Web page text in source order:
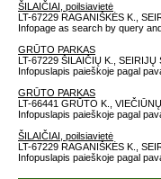
ŠILAIČIAI, poilsiavietė
LT-67229 RAGANIŠKĖS K.,
Infopage as search by query
GRŪTO PARKAS
LT-67229 ŠILAIČIŲ K.,
Infopuslapis paieškoje pagal
GRŪTO PARKAS
LT-66441 GRŪTO K.,
Infopuslapis paieškoje pagal
ŠILAIČIAI, poilsiavietė
LT-67229 RAGANIŠKĖS K.,
Infopuslapis paieškoje pagal